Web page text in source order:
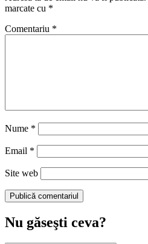
marcate cu *
Comentariu *
Nume *
Email *
Site web
Nu găseşti ceva?